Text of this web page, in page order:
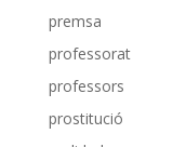
premsa
professorat
professors
prostitució